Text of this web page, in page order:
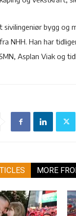
sivilingeniør bygg og
NHH. Han har
Asplan Viak og
MORE